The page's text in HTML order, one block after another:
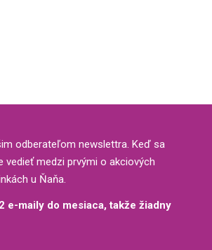
odberateľom newslettra. Keď sa
vedieť medzi prvými o akciových
u Ňaňa.
e-maily do mesiaca, takže žiadny